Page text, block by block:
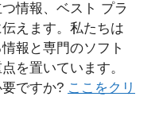
情報、ベスト プラ
えます。私たちは
報と専門のソフト
を置いています。
ですか? ここをクリ